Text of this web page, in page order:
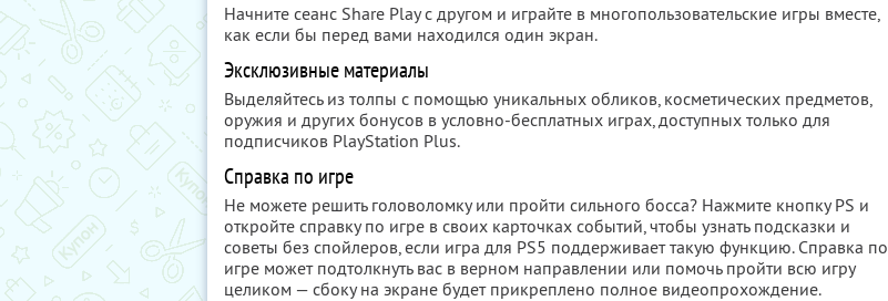
Начните сеанс Share Play с другом и играйте в многопользовательские игры вместе,
как если бы перед вами находился один экран.
Эксклюзивные материалы
Выделяйтесь из толпы с помощью уникальных обликов, косметических предметов,
оружия и других бонусов в условно-бесплатных играх, доступных только для
подписчиков PlayStation Plus.
Справка по игре
Не можете решить головоломку или пройти сильного босса? Нажмите кнопку PS и
откройте справку по игре в своих карточках событий, чтобы узнать подсказки и
советы без спойлеров, если игра для PS5 поддерживает такую функцию.‎ Справка по
игре может подтолкнуть вас в верном направлении или помочь пройти всю игру
целиком — сбоку на экране будет прикреплено полное видеопрохождение.